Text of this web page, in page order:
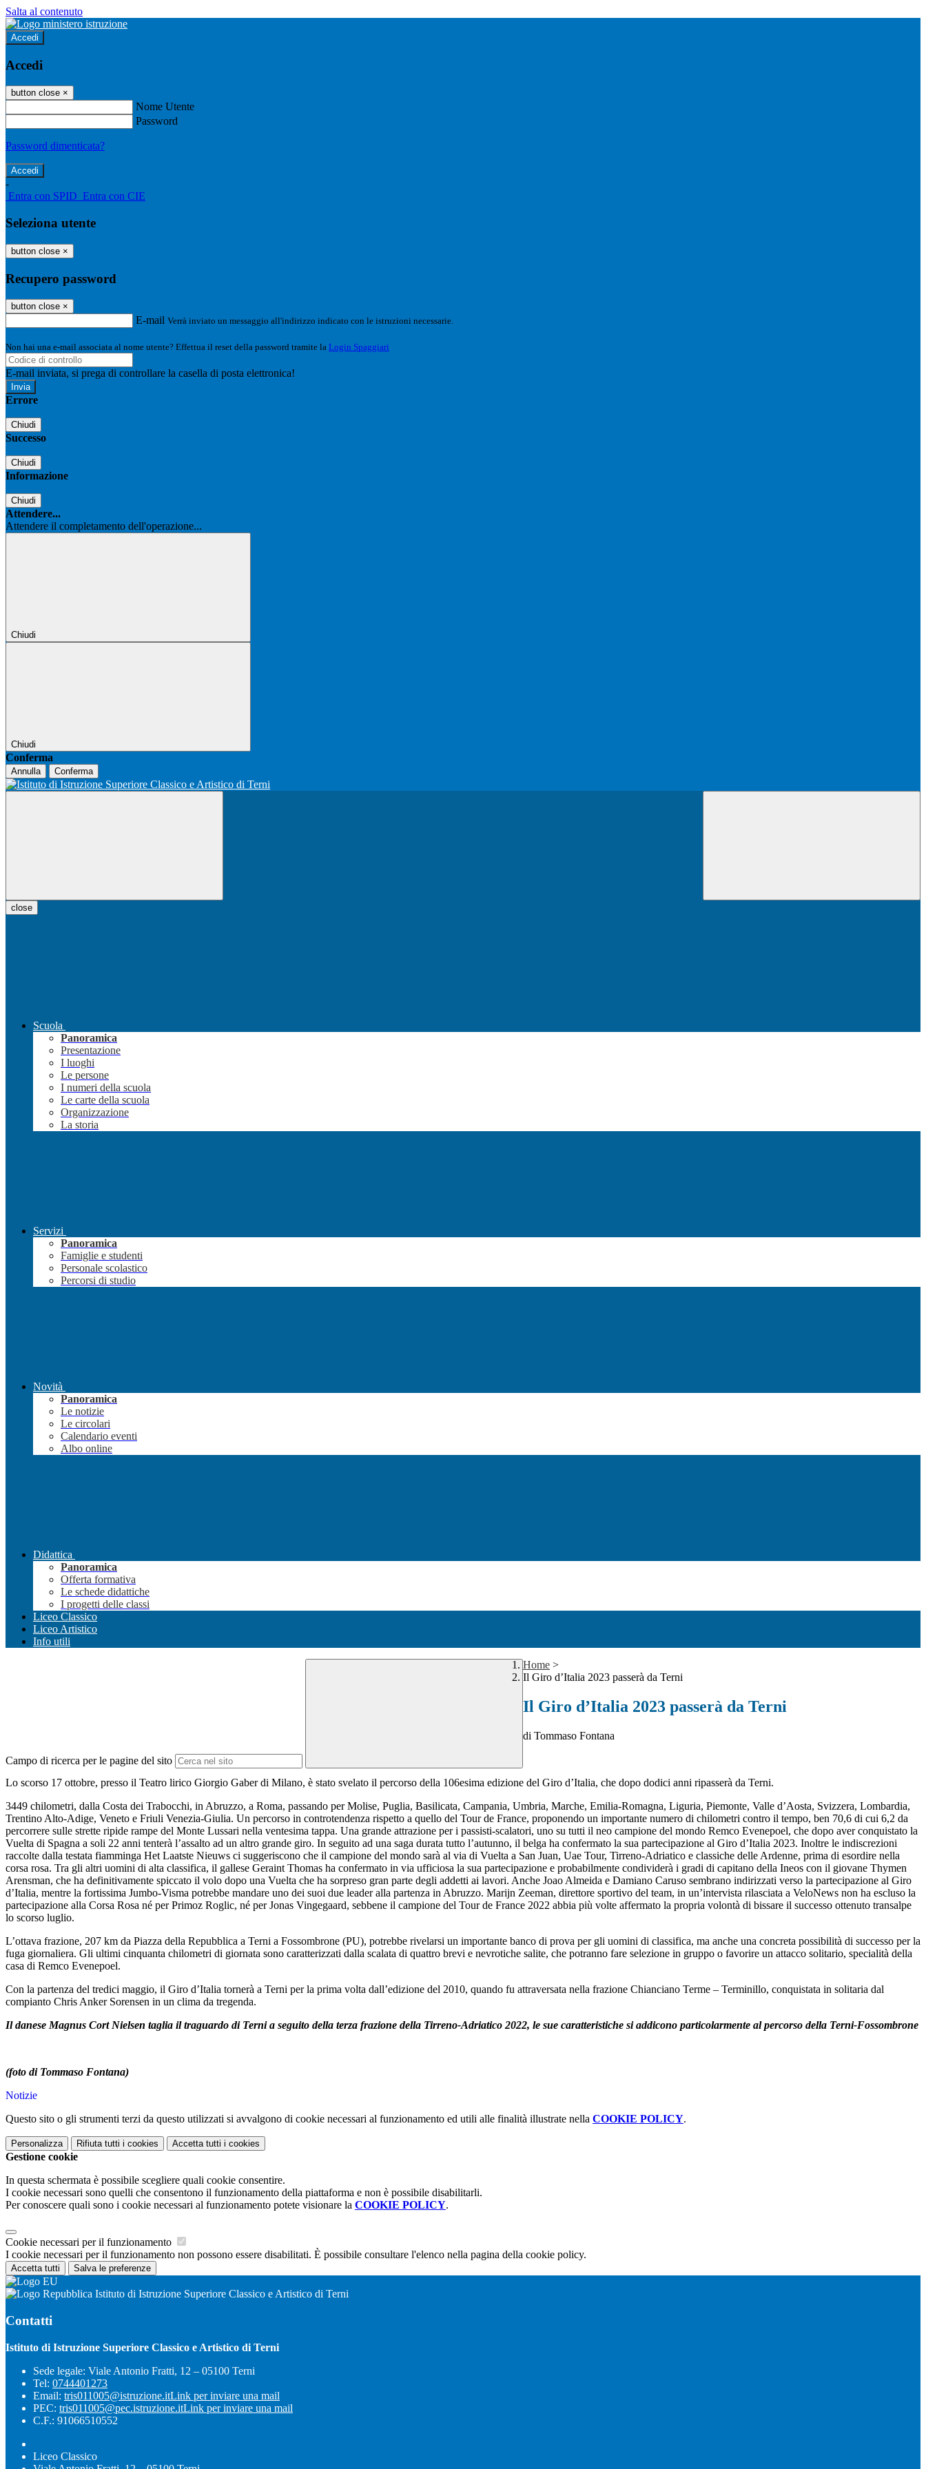
Salta al contenuto
Accedi
Accedi
button close ×
Nome Utente
Password
Password dimenticata?
-
Entra con SPID Entra con CIE
Seleziona utente
button close ×
Recupero password
button close ×
E-mail Verrà inviato un messaggio all'indirizzo indicato con le istruzioni necessarie.
Non hai una e-mail associata al nome utente? Effettua il reset della password tramite la Login Spaggiari
E-mail inviata, si prega di controllare la casella di posta elettronica!
Errore
Chiudi
Successo
Chiudi
Informazione
Chiudi
Attendere...
Attendere il completamento dell'operazione...
Chiudi
Chiudi
Conferma
Annulla Conferma
close
Scuola
Panoramica
Presentazione
I luoghi
Le persone
I numeri della scuola
Le carte della scuola
Organizzazione
La storia
Servizi
Panoramica
Famiglie e studenti
Personale scolastico
Percorsi di studio
Novità
Panoramica
Le notizie
Le circolari
Calendario eventi
Albo online
Didattica
Panoramica
Offerta formativa
Le schede didattiche
I progetti delle classi
Liceo Classico
Liceo Artistico
Info utili
Campo di ricerca per le pagine del sito
Home >
Il Giro d’Italia 2023 passerà da Terni
Il Giro d’Italia 2023 passerà da Terni
di Tommaso Fontana
Lo scorso 17 ottobre, presso il Teatro lirico Giorgio Gaber di Milano, è stato svelato il percorso della 106esima edizione del Giro d’Italia, che dopo dodici anni ripasserà da Terni.
3449 chilometri, dalla Costa dei Trabocchi, in Abruzzo, a Roma, passando per Molise, Puglia, Basilicata, Campania, Umbria, Marche, Emilia-Romagna, Liguria, Piemonte, Valle d’Aosta, Svizzera, Lombardia,
Trentino Alto-Adige, Veneto e Friuli Venezia-Giulia. Un percorso in controtendenza rispetto a quello del Tour de France, proponendo un importante numero di chilometri contro il tempo, ben 70,6 di cui 6,2 da
percorrere sulle strette ripide rampe del Monte Lussari nella ventesima tappa. Una grande attrazione per i passisti-scalatori, uno su tutti il neo campione del mondo Remco Evenepoel, che dopo aver conquistato la
Vuelta di Spagna a soli 22 anni tenterà l’assalto ad un altro grande giro. In seguito ad una saga durata tutto l’autunno, il belga ha confermato la sua partecipazione al Giro d’Italia 2023. Inoltre le indiscrezioni
raccolte dalla testata fiamminga Het Laatste Nieuws ci suggeriscono che il campione del mondo sarà al via di Vuelta a San Juan, Uae Tour, Tirreno-Adriatico e classiche delle Ardenne, prima di esordire nella
corsa rosa. Tra gli altri uomini di alta classifica, il gallese Geraint Thomas ha confermato in via ufficiosa la sua partecipazione e probabilmente condividerà i gradi di capitano della Ineos con il giovane Thymen
Arensman, che ha definitivamente spiccato il volo dopo una Vuelta che ha sorpreso gran parte degli addetti ai lavori. Anche Joao Almeida e Damiano Caruso sembrano indirizzati verso la partecipazione al Giro
d’Italia, mentre la fortissima Jumbo-Visma potrebbe mandare uno dei suoi due leader alla partenza in Abruzzo. Marijn Zeeman, direttore sportivo del team, in un’intervista rilasciata a VeloNews non ha escluso la
partecipazione alla Corsa Rosa né per Primoz Roglic, né per Jonas Vingegaard, sebbene il campione del Tour de France 2022 abbia più volte affermato la propria volontà di bissare il successo ottenuto transalpe
lo scorso luglio.
L’ottava frazione, 207 km da Piazza della Repubblica a Terni a Fossombrone (PU), potrebbe rivelarsi un importante banco di prova per gli uomini di classifica, ma anche una concreta possibilità di successo per la
fuga giornaliera. Gli ultimi cinquanta chilometri di giornata sono caratterizzati dalla scalata di quattro brevi e nevrotiche salite, che potranno fare selezione in gruppo o favorire un attacco solitario, specialità della
casa di Remco Evenepoel.
Con la partenza del tredici maggio, il Giro d’Italia tornerà a Terni per la prima volta dall’edizione del 2010, quando fu attraversata nella frazione Chianciano Terme – Terminillo, conquistata in solitaria dal
compianto Chris Anker Sorensen in un clima da tregenda.
Il danese Magnus Cort Nielsen taglia il traguardo di Terni a seguito della terza frazione della Tirreno-Adriatico 2022, le sue caratteristiche si addicono particolarmente al percorso della Terni-Fossombrone
(foto di Tommaso Fontana)
Notizie
Questo sito o gli strumenti terzi da questo utilizzati si avvalgono di cookie necessari al funzionamento ed utili alle finalità illustrate nella COOKIE POLICY.
Personalizza Rifiuta tutti i cookies Accetta tutti i cookies
Gestione cookie
In questa schermata è possibile scegliere quali cookie consentire.
I cookie necessari sono quelli che consentono il funzionamento della piattaforma e non è possibile disabilitarli.
Per conoscere quali sono i cookie necessari al funzionamento potete visionare la COOKIE POLICY.
Cookie necessari per il funzionamento
I cookie necessari per il funzionamento non possono essere disabilitati. È possibile consultare l'elenco nella pagina della cookie policy.
Accetta tutti Salva le preferenze
Istituto di Istruzione Superiore Classico e Artistico di Terni
Contatti
Istituto di Istruzione Superiore Classico e Artistico di Terni
Sede legale: Viale Antonio Fratti, 12 – 05100 Terni
Tel: 0744401273
Email: tris011005@istruzione.itLink per inviare una mail
PEC: tris011005@pec.istruzione.itLink per inviare una mail
C.F.: 91066510552
Liceo Classico